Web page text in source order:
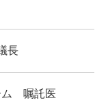
長
ム 嘱託医